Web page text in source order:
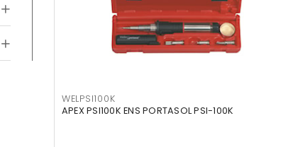
WELPSI100K
APEX PSI100K ENS PORTASOL PSI-100K